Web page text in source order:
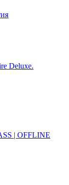
Deluxe.
| OFFLINE